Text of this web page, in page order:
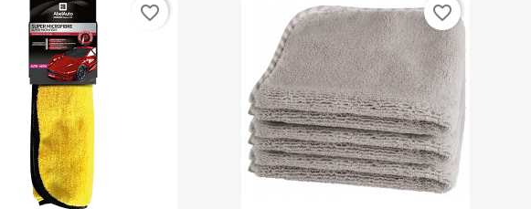
favorite_border favorite_border